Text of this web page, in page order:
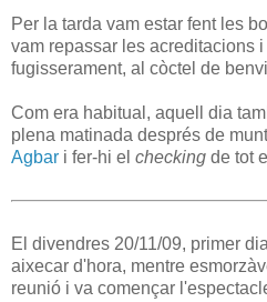
Per la tarda vam estar fent les
vam repassar les acreditacions
fugisserament, al còctel de
Com era habitual, aquell dia
plena matinada després de
Agbar i fer-hi el checking de tot
El divendres 20/11/09, primer
aixecar d'hora, mentre
reunió i va començar